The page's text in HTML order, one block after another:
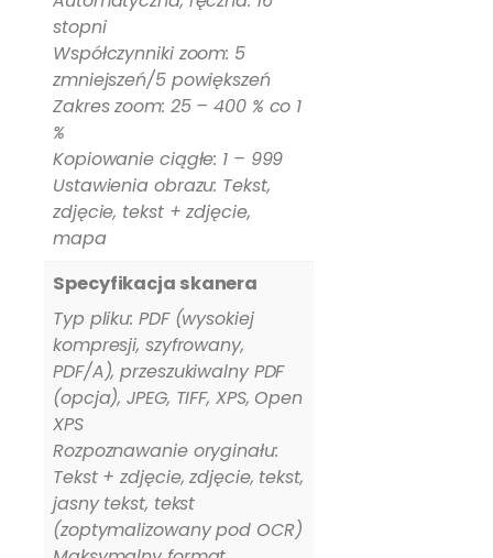
stopni
Współczynniki zoom: 5
zmniejszeń/5 powiększeń
Zakres zoom: 25 – 400 % co 1
%
Kopiowanie ciągłe: 1 – 999
Ustawienia obrazu: Tekst,
zdjęcie, tekst + zdjęcie,
mapa
Specyfikacja skanera
Typ pliku: PDF (wysokiej
kompresji, szyfrowany,
PDF/A), przeszukiwalny PDF
(opcja), JPEG, TIFF, XPS, Open
XPS
Rozpoznawanie oryginału:
Tekst + zdjęcie, zdjęcie, tekst,
jasny tekst, tekst
(zoptymalizowany pod OCR)